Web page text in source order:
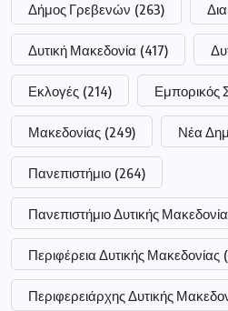
Δήμος Γρεβενών (263)
Δυτική Μακεδονία (417)
Εκλογές (214) Εμπορικός
Μακεδονίας (249) Νέα
Πανεπιστήμιο (264)
Πανεπιστήμιο Δυτικής
Περιφέρεια Δυτικής Μακεδονίας
Περιφερειάρχης Δυτικής